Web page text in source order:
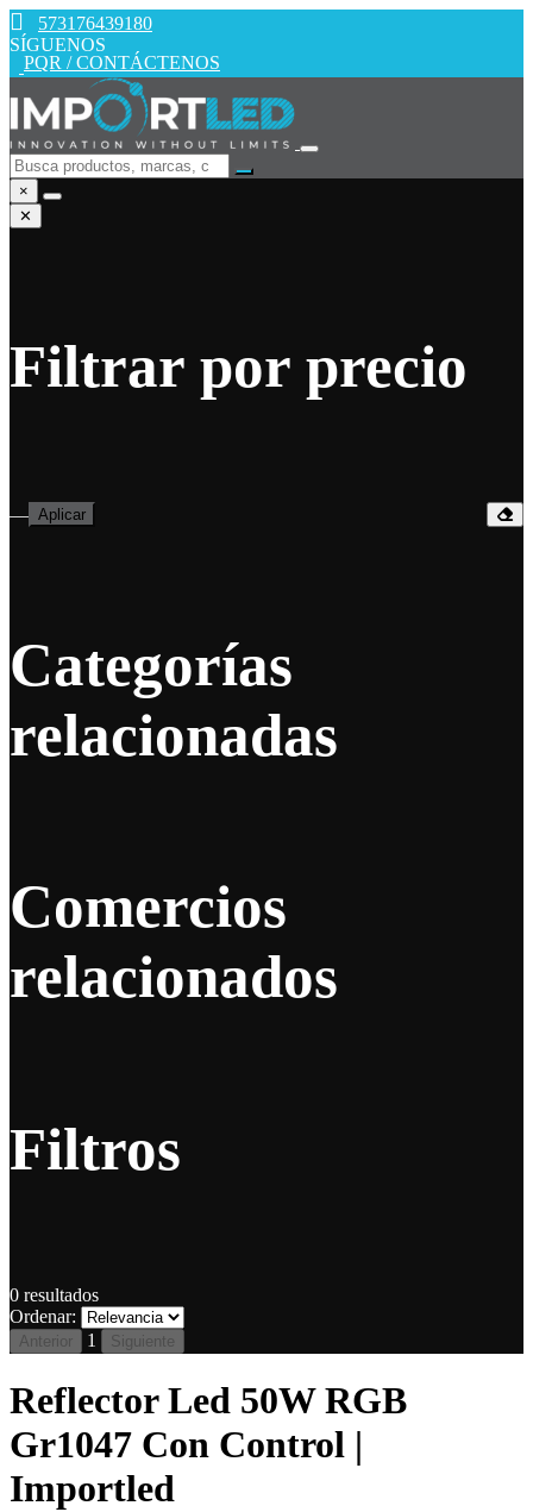
573176439180
SÍGUENOS
PQR / CONTÁCTENOS
×
✕
Filtrar por precio
— Aplicar
Categorías
relacionadas
Comercios
relacionados
Filtros
0 resultados
Ordenar:
Anterior 1 Siguiente
Reflector Led 50W RGB
Gr1047 Con Control |
Importled